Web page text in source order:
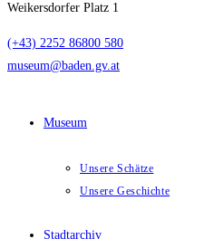
Weikersdorfer Platz 1
(+43) 2252 86800 580
museum@baden.gv.at
Museum
Unsere Schätze
Unsere Geschichte
Stadtarchiv